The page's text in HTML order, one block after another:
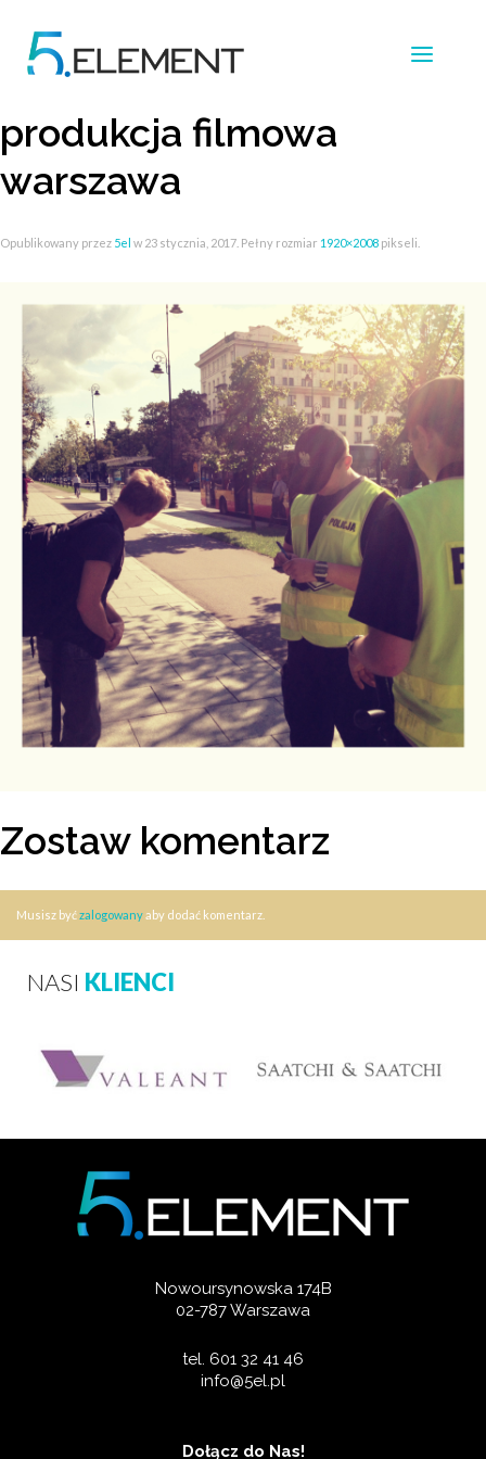
produkcja filmowa
warszawa
Opublikowany przez 5el w 23 stycznia, 2017 . Pełny rozmiar 1920×2008 pikseli.
Zostaw komentarz
Musisz byćzalogowany aby dodać komentarz.
NASI KLIENCI
Nowoursynowska 174B
02-787 Warszawa
tel. 601 32 41 46
info@5el.pl
Dołącz do Nas!